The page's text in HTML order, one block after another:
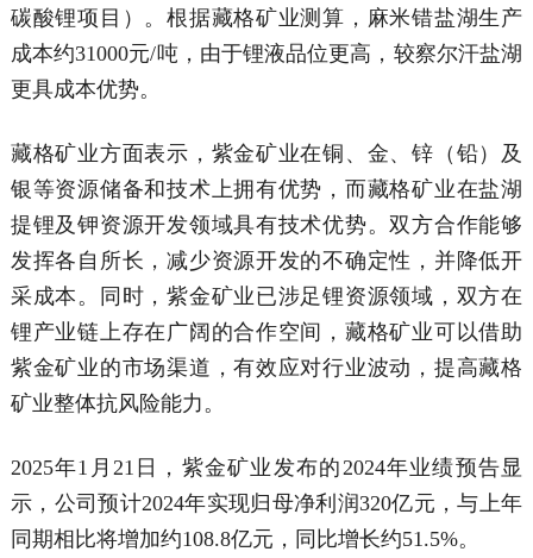
碳酸锂项目）。根据藏格矿业测算，麻米错盐湖生产
成本约31000元/吨，由于锂液品位更高，较察尔汗盐湖
更具成本优势。
藏格矿业方面表示，紫金矿业在铜、金、锌（铅）及
银等资源储备和技术上拥有优势，而藏格矿业在盐湖
提锂及钾资源开发领域具有技术优势。双方合作能够
发挥各自所长，减少资源开发的不确定性，并降低开
采成本。同时，紫金矿业已涉足锂资源领域，双方在
锂产业链上存在广阔的合作空间，藏格矿业可以借助
紫金矿业的市场渠道，有效应对行业波动，提高藏格
矿业整体抗风险能力。
2025年1月21日，紫金矿业发布的2024年业绩预告显
示，公司预计2024年实现归母净利润320亿元，与上年
同期相比将增加约108.8亿元，同比增长约51.5%。